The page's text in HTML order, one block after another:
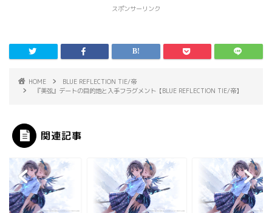
スポンサーリンク
HOME
BLUE REFLECTION TIE/帝
『美弦』デートの目的地と入手フラグメント【BLUE REFLECTION TIE/帝】
関連記事